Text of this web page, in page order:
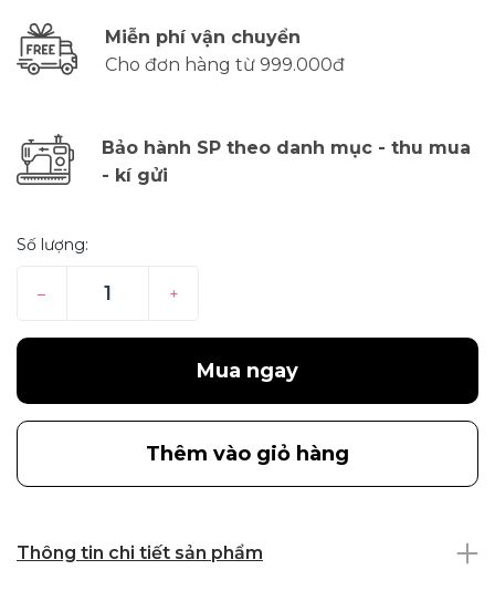
Miễn phí vận chuyển
Cho đơn hàng từ 999.000đ
Bảo hành SP theo danh mục - thu mua
- kí gửi
Số lượng:
– +
Mua ngay
Thêm vào giỏ hàng
Thông tin chi tiết sản phẩm